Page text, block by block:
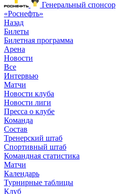
Генеральный спонсор
«Роснефть»
Назад
Билеты
Билетная программа
Арена
Новости
Все
Интервью
Матчи
Новости клуба
Новости лиги
Пресса о клубе
Команда
Состав
Тренерский штаб
Спортивный штаб
Командная статистика
Матчи
Календарь
Турнирные таблицы
Клуб